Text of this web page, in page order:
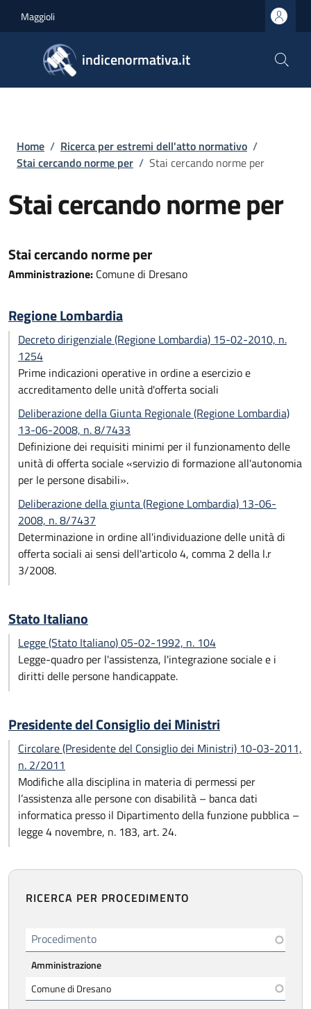
Maggioli
indicenormativa.it
Briciole di pane
Home / Ricerca per estremi dell'atto normativo /
Stai cercando norme per / Stai cercando norme per
Stai cercando norme per
Stai cercando norme per
Amministrazione: Comune di Dresano
Regione Lombardia
Decreto dirigenziale (Regione Lombardia) 15-02-2010, n.
1254
Prime indicazioni operative in ordine a esercizio e
accreditamento delle unità d'offerta sociali
Deliberazione della Giunta Regionale (Regione Lombardia)
13-06-2008, n. 8/7433
Definizione dei requisiti minimi per il funzionamento delle
unità di offerta sociale «servizio di formazione all'autonomia
per le persone disabili».
Deliberazione della giunta (Regione Lombardia) 13-06-
2008, n. 8/7437
Determinazione in ordine all'individuazione delle unità di
offerta sociali ai sensi dell'articolo 4, comma 2 della l.r
3/2008.
Stato Italiano
Legge (Stato Italiano) 05-02-1992, n. 104
Legge-quadro per l'assistenza, l'integrazione sociale e i
diritti delle persone handicappate.
Presidente del Consiglio dei Ministri
Circolare (Presidente del Consiglio dei Ministri) 10-03-2011,
n. 2/2011
Modifiche alla disciplina in materia di permessi per
l’assistenza alle persone con disabilità – banca dati
informatica presso il Dipartimento della funzione pubblica –
legge 4 novembre, n. 183, art. 24.
RICERCA PER PROCEDIMENTO
Procedimento
Amministrazione